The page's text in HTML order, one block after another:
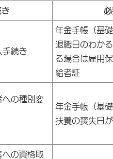
き
手続き
年金手帳（基
退職日のわか
る場合は雇用
給者証
への種別変
き
年金手帳（基
扶養の喪失日
への資格取